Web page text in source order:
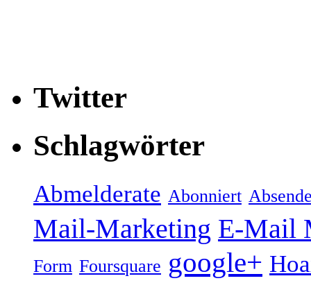
Twitter
Schlagwörter
Abmelderate Abonniert
Mail-Marketing E-Mail
Form Foursquare google+